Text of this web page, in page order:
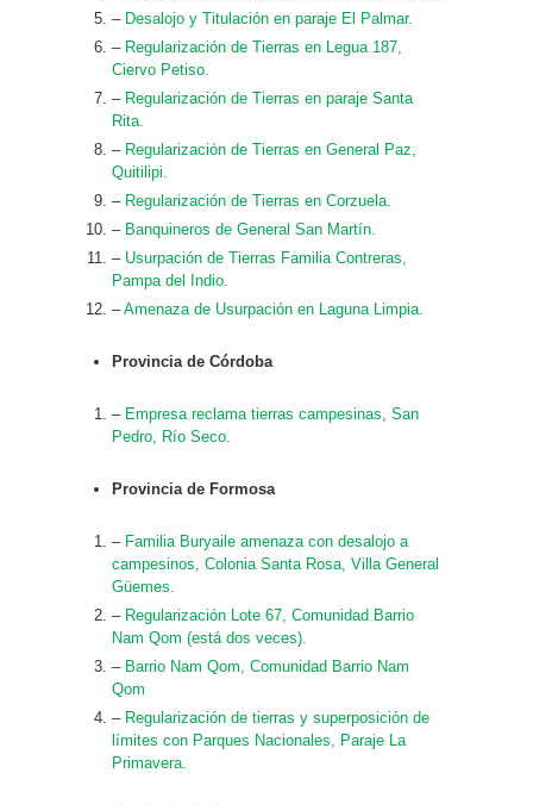
– Desalojo y Titulación en paraje El Palmar.
– Regularización de Tierras en Legua 187,
Ciervo Petiso.
– Regularización de Tierras en paraje Santa
Rita.
– Regularización de Tierras en General Paz,
Quitilipi.
– Regularización de Tierras en Corzuela.
– Banquineros de General San Martín.
– Usurpación de Tierras Familia Contreras,
Pampa del Indio.
–Amenaza de Usurpación en Laguna Limpia.
Provincia de Córdoba
– Empresa reclama tierras campesinas, San
Pedro, Río Seco.
Provincia de Formosa
– Familia Buryaile amenaza con desalojo a
campesinos, Colonia Santa Rosa, Villa General
Güemes.
– Regularización Lote 67, Comunidad Barrio
Nam Qom (está dos veces).
– Barrio Nam Qom, Comunidad Barrio Nam
Qom
– Regularización de tierras y superposición de
límites con Parques Nacionales, Paraje La
Primavera.